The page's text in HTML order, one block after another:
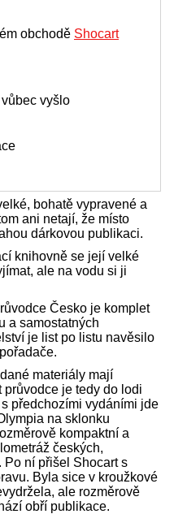
obchodě Shocart
vyšlo
bohatě vypravené a
ani netají, že místo
dárkovou publikaci.
knihovně se její velké
ale na vodu si ji
Česko je komplet
a samostatných
je list po listu navěsilo
materiály mají
je tedy do lodi
předchozími vydáními jde
na sklonku
kompaktní a
českých,
Po ní přišel Shocart s
Byla sice v kroužkové
ale rozměrově
obří publikace.